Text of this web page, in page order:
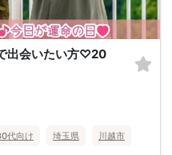
出会いたい方♡20
代向け 埼玉県 川越市